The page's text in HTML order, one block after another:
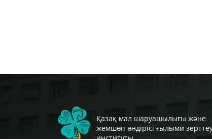
Қазақ мал шаруашылығы және
жемшөп өндірісі ғылыми